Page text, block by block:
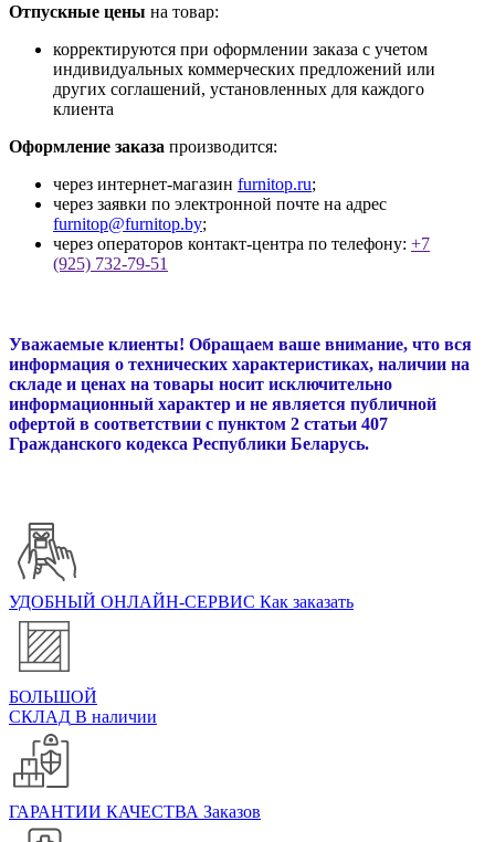
Отпускные цены на товар:
корректируются при оформлении заказа с учетом
индивидуальных коммерческих предложений или
других соглашений, установленных для каждого
клиента
Оформление заказа производится:
через интернет-магазин furnitop.ru;
через заявки по электронной почте на адрес
furnitop@furnitop.by;
через операторов контакт-центра по телефону: +7
(925) 732-79-51
Уважаемые клиенты! Обращаем ваше внимание, что вся
информация о технических характеристиках, наличии на
складе и ценах на товары носит исключительно
информационный характер и не является публичной
офертой в соответствии с пунктом 2 статьи 407
Гражданского кодекса Республики Беларусь.
УДОБНЫЙ ОНЛАЙН-СЕРВИС Как заказать
БОЛЬШОЙ
СКЛАД В наличии
ГАРАНТИИ КАЧЕСТВА Заказов